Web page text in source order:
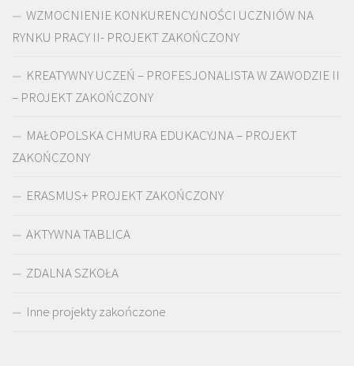
WZMOCNIENIE KONKURENCYJNOŚCI UCZNIÓW NA
RYNKU PRACY II- PROJEKT ZAKOŃCZONY
KREATYWNY UCZEŃ – PROFESJONALISTA W ZAWODZIE II
– PROJEKT ZAKOŃCZONY
MAŁOPOLSKA CHMURA EDUKACYJNA – PROJEKT
ZAKOŃCZONY
ERASMUS+ PROJEKT ZAKOŃCZONY
AKTYWNA TABLICA
ZDALNA SZKOŁA
Inne projekty zakończone